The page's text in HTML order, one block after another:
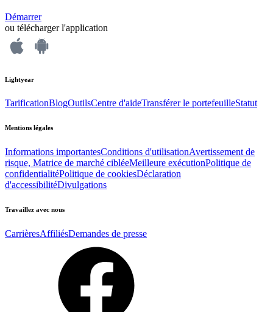
Démarrer
ou télécharger l'application
Lightyear
TarificationBlogOutilsCentre d'aideTransférer le portefeuilleStatut
Mentions légales
Informations importantesConditions d'utilisationAvertissement de
risque, Matrice de marché cibléeMeilleure exécutionPolitique de
confidentialitéPolitique de cookiesDéclaration
d'accessibilitéDivulgations
Travaillez avec nous
CarrièresAffiliésDemandes de presse